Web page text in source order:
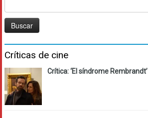
Críticas de cine
Crítica: ‘El síndrome Rembrandt’